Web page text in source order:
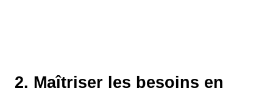
2. Maîtriser les besoins en